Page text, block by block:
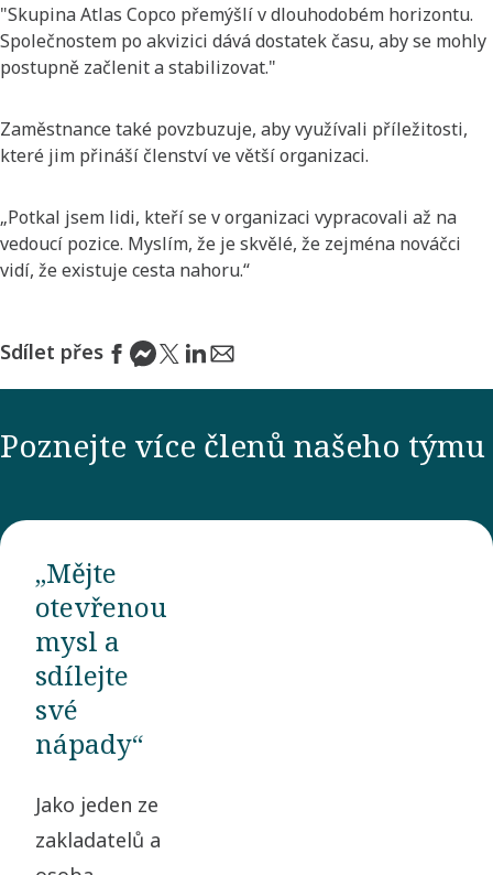
"Skupina Atlas Copco přemýšlí v dlouhodobém horizontu.
Společnostem po akvizici dává dostatek času, aby se mohly
postupně začlenit a stabilizovat."
Zaměstnance také povzbuzuje, aby využívali příležitosti,
které jim přináší členství ve větší organizaci.
„Potkal jsem lidi, kteří se v organizaci vypracovali až na
vedoucí pozice. Myslím, že je skvělé, že zejména nováčci
vidí, že existuje cesta nahoru.“
Sdílet přes
Poznejte více členů našeho týmu
„Mějte
otevřenou
mysl a
sdílejte
své
nápady“
Jako jeden ze
zakladatelů a